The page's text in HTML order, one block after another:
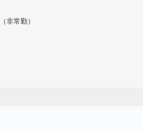
非常勤）